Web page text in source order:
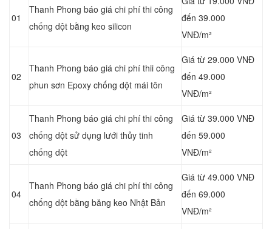
01
Thanh Phong báo giá chi phí thi công
chống dột bằng keo silicon
đến 39.000
VNĐ/m²
02
Thanh Phong báo giá chi phí thii công
phun sơn Epoxy chống dột mái tôn
Giá từ 29.000 VNĐ
đến 49.000
VNĐ/m²
03
Thanh Phong báo giá chi phí thi công
chống dột sử dụng lưới thủy tinh
chống dột
Giá từ 39.000 VNĐ
đến 59.000
VNĐ/m²
04
Thanh Phong báo giá chi phí thi công
chống dột bằng băng keo Nhật Bản
Giá từ 49.000 VNĐ
đến 69.000
VNĐ/m²